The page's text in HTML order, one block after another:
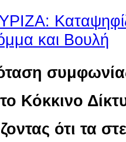
το Κόκκινο
ότι τα